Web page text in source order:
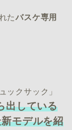
たバスケ専用
ックサック」
出している
モデルを紹